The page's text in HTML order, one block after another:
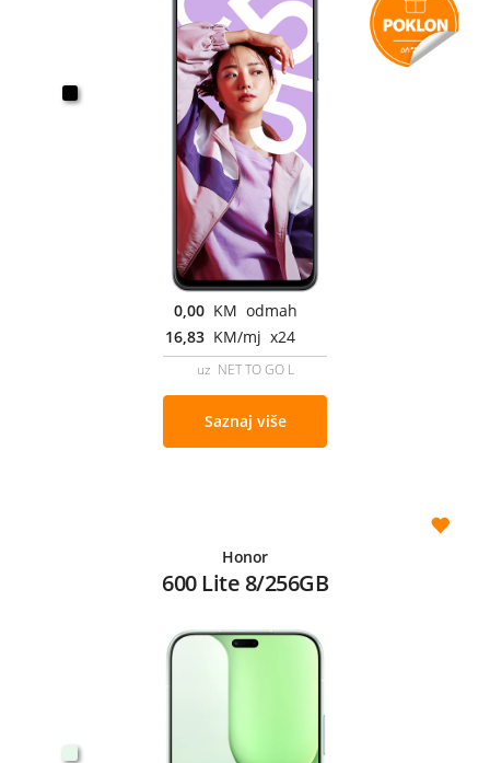
0,00 KM odmah
16,83 KM/mj x24
uz NET TO GO L
Saznaj više
Honor
600 Lite 8/256GB